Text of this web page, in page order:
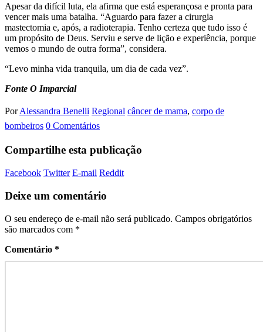
Apesar da difícil luta, ela afirma que está esperançosa e pronta para
vencer mais uma batalha. “Aguardo para fazer a cirurgia
mastectomia e, após, a radioterapia. Tenho certeza que tudo isso é
um propósito de Deus. Serviu e serve de lição e experiência, porque
vemos o mundo de outra forma”, considera.
“Levo minha vida tranquila, um dia de cada vez”.
Fonte O Imparcial
Por Alessandra Benelli Regional câncer de mama, corpo de
bombeiros 0 Comentários
Compartilhe esta publicação
Facebook Twitter E-mail Reddit
Deixe um comentário
O seu endereço de e-mail não será publicado. Campos obrigatórios
são marcados com *
Comentário *